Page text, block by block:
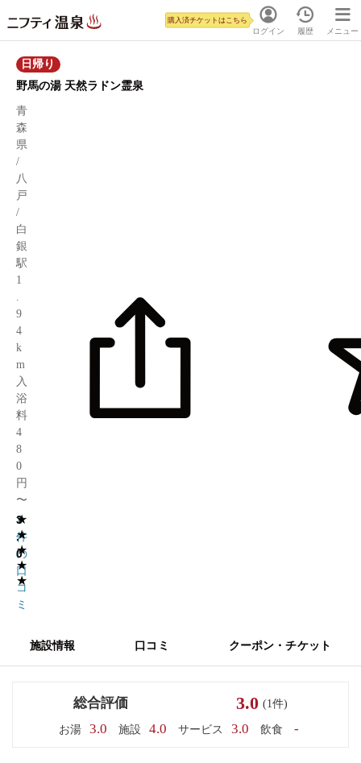
ログイン
購入済チケットはこちら
履歴 メニュー
日帰り
野馬の湯 天然ラドン霊泉
青
森
県
/
八
戸
/
白
銀
駅
1
9
4
k
m
入
浴
料
4
8
0
円
〜
★
★
★
★
★
3
.
0
1
件
の
口
コ
ミ
施設情報 口コミ クーポン・チケット
総合評価 3.0 (1件)
お湯 3.0 施設 4.0 サービス 3.0 飲食 -